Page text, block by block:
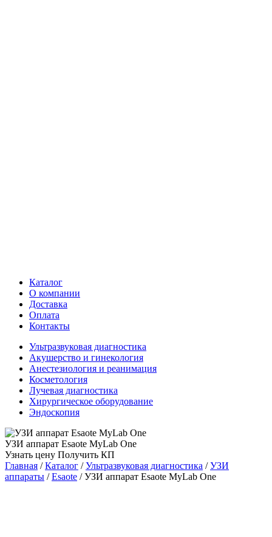
Каталог
О компании
Доставка
Оплата
Контакты
Ультразвуковая диагностика
Акушерство и гинекология
Анестезиология и реанимация
Косметология
Лучевая диагностика
Хирургическое оборудование
Эндоскопия
УЗИ аппарат Esaote MyLab One
Узнать цену Получить КП
Главная /Каталог /Ультразвуковая диагностика /УЗИ
аппараты /Esaote /УЗИ аппарат Esaote MyLab One